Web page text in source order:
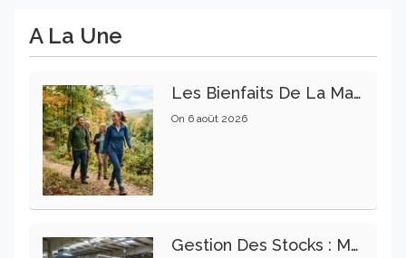
A La Une
Les Bienfaits De La Marche Sur La Santé Physique Et Mentale
On 6 août 2026
Gestion Des Stocks : Meilleures Pratiques Intralogistiques